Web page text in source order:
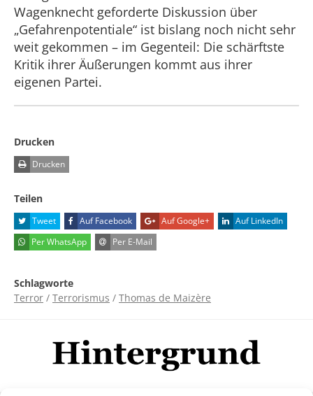
Wagenknecht geforderte Diskussion über
„Gefahrenpotentiale“ ist bislang noch nicht sehr
weit gekommen – im Gegenteil: Die schärftste
Kritik ihrer Äußerungen kommt aus ihrer
eigenen Partei.
Drucken
Drucken
Teilen
Tweet Auf Facebook Auf Google+
Auf LinkedIn
Per WhatsApp
Per E-Mail
Schlagworte
Terror / Terrorismus / Thomas de Maizère